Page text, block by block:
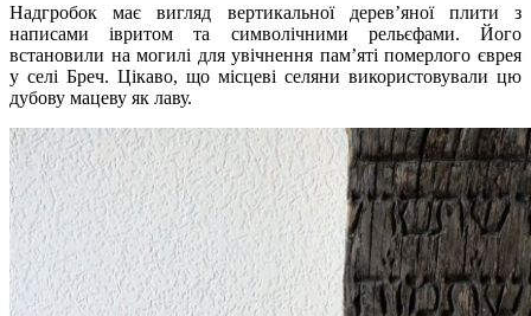
Надгробок має вигляд вертикальної дерев’яної плити з
написами івритом та символічними рельєфами. Його
встановили на могилі для увічнення пам’яті померлого єврея
у селі Бреч. Цікаво, що місцеві селяни використовували цю
дубову мацеву як лаву.